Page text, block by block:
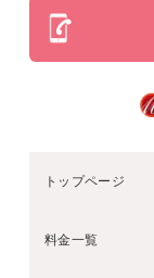
トップページ
料金一覧